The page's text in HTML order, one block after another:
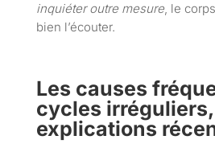
inquiéter outre mesure, le
bien l’écouter.
Les causes
cycles irréguliers,
explications